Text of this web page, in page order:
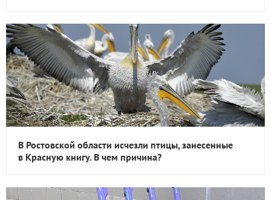
В Ростовской области исчезли птицы, занесенные
в Красную книгу. В чем причина?